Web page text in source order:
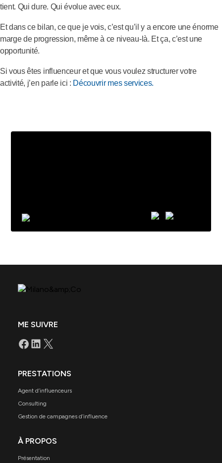
tient. Qui dure. Qui évolue avec eux.
Et dans ce bilan, ce que je vois, c’est qu’il y a encore une énorme
marge de progression, même à ce niveau-là. Et ça, c’est une
opportunité.
Si vous êtes influenceur et que vous voulez structurer votre
activité, j’en parle ici : Découvrir mes services.
PRESTATIONS
Agent d’influenceurs
Consulting
Gestion de campagnes d’influence
À PROPOS
Présentation
ME SUIVRE